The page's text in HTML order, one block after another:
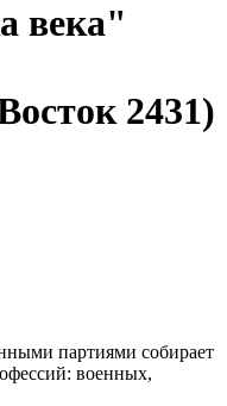
века"
2431)
партиями собирает
военных,